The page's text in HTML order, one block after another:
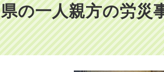
の一人親方の労災